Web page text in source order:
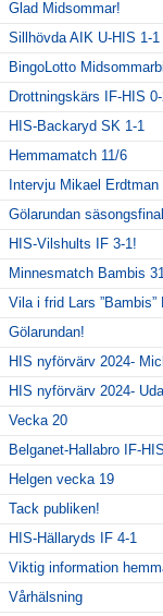
Glad Midsommar!
Sillhövda AIK U-HIS 1-1
BingoLotto
Drottningskärs IF-HIS
HIS-Backaryd SK 1-1
Hemmamatch 11/6
Intervju Mikael Erdtman
Gölarundan säsongsfinal
HIS-Vilshults IF 3-1!
Minnesmatch Bambis
Vila i frid Lars ”Bambis”
Gölarundan!
HIS nyförvärv 2024-
HIS nyförvärv 2024-
Vecka 20
Belganet-Hallabro IF-
Helgen vecka 19
Tack publiken!
HIS-Hällaryds IF 4-1
Viktig information
Vårhälsning